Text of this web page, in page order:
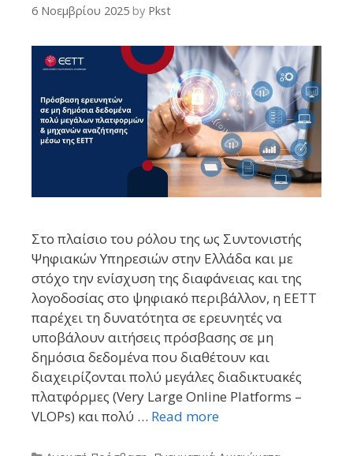
6 Νοεμβρίου 2025 by Pkst
Στο πλαίσιο του ρόλου της ως Συντονιστής
Ψηφιακών Υπηρεσιών στην Ελλάδα και με
στόχο την ενίσχυση της διαφάνειας και της
λογοδοσίας στο ψηφιακό περιβάλλον, η ΕΕΤΤ
παρέχει τη δυνατότητα σε ερευνητές να
υποβάλουν αιτήσεις πρόσβασης σε μη
δημόσια δεδομένα που διαθέτουν και
διαχειρίζονται πολύ μεγάλες διαδικτυακές
πλατφόρμες (Very Large Online Platforms –
VLOPs) και πολύ … Read more